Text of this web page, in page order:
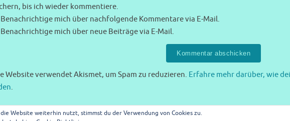
Website weiterhin nutzt, stimmst du der Verwendung von Cookies zu.
bis ich wieder kommentiere.
Benachrichtige mich über nachfolgende Kommentare via E-Mail.
Benachrichtige mich über neue Beiträge via E-Mail.
Website verwendet Akismet, um Spam zu reduzieren. Erfahre mehr darüber, wie
.